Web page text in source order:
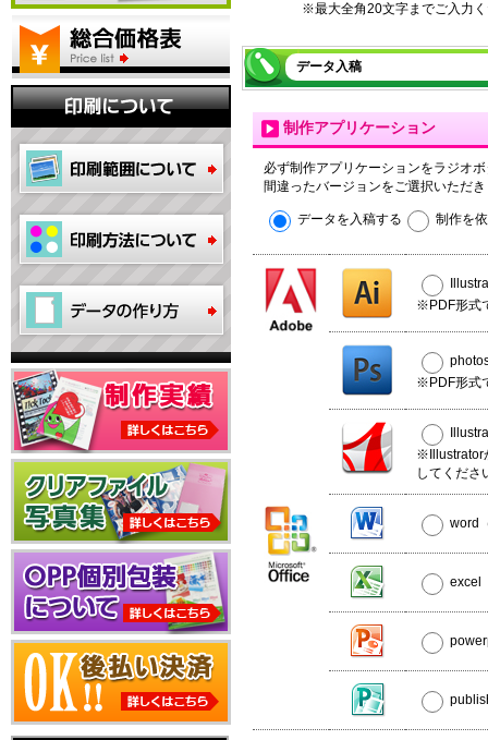
※最大全角20文字までご入力
データ入稿
制作アプリケーション
必ず制作アプリケーションをラジオ
間違ったバージョンをご選択いただ
データを入稿する 制作を
※PDF形式
※PDF形式
※Illustrator
してくださ
word
excel